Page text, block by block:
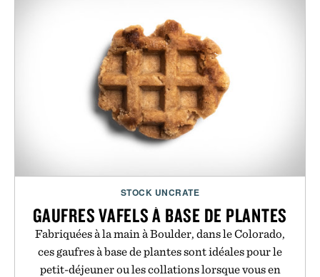
STOCK UNCRATE
GAUFRES VAFELS À BASE DE PLANTES
Fabriquées à la main à Boulder, dans le Colorado,
ces gaufres à base de plantes sont idéales pour le
petit-déjeuner ou les collations lorsque vous en